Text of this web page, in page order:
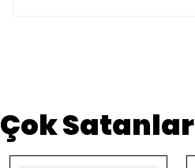
Çok Satanlar